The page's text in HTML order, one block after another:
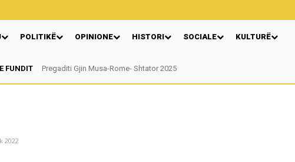
POLITIKË OPINIONE HISTORI SOCIALE KULTURË
FUNDIT Pregaditi Gjin Musa-Rome- Shtator 2025
2022